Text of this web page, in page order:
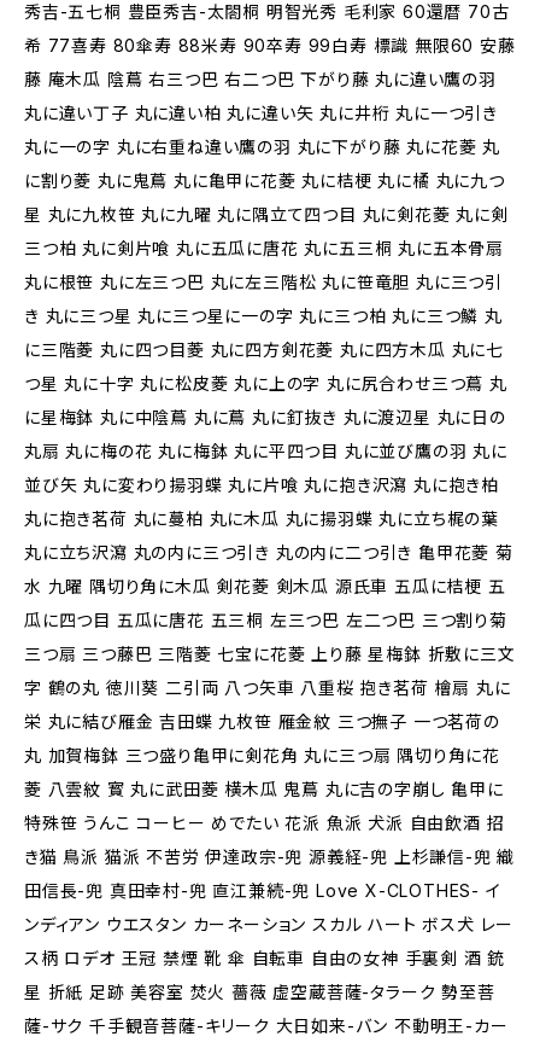
秀吉-五七桐 豊臣秀吉-太閤桐 明智光秀 毛利家 60還暦 70古
希 77喜寿 80傘寿 88米寿 90卒寿 99白寿 標識 無限60 安藤
藤 庵木瓜 陰蔦 右三つ巴 右二つ巴 下がり藤 丸に違い鷹の羽
丸に違い丁子 丸に違い柏 丸に違い矢 丸に井桁 丸に一つ引き
丸に一の字 丸に右重ね違い鷹の羽 丸に下がり藤 丸に花菱 丸
に割り菱 丸に鬼蔦 丸に亀甲に花菱 丸に桔梗 丸に橘 丸に九つ
星 丸に九枚笹 丸に九曜 丸に隅立て四つ目 丸に剣花菱 丸に剣
三つ柏 丸に剣片喰 丸に五瓜に唐花 丸に五三桐 丸に五本骨扇
丸に根笹 丸に左三つ巴 丸に左三階松 丸に笹竜胆 丸に三つ引
き 丸に三つ星 丸に三つ星に一の字 丸に三つ柏 丸に三つ鱗 丸
に三階菱 丸に四つ目菱 丸に四方剣花菱 丸に四方木瓜 丸に七
つ星 丸に十字 丸に松皮菱 丸に上の字 丸に尻合わせ三つ蔦 丸
に星梅鉢 丸に中陰蔦 丸に蔦 丸に釘抜き 丸に渡辺星 丸に日の
丸扇 丸に梅の花 丸に梅鉢 丸に平四つ目 丸に並び鷹の羽 丸に
並び矢 丸に変わり揚羽蝶 丸に片喰 丸に抱き沢瀉 丸に抱き柏
丸に抱き茗荷 丸に蔓柏 丸に木瓜 丸に揚羽蝶 丸に立ち梶の葉
丸に立ち沢瀉 丸の内に三つ引き 丸の内に二つ引き 亀甲花菱 菊
水 九曜 隅切り角に木瓜 剣花菱 剣木瓜 源氏車 五瓜に桔梗 五
瓜に四つ目 五瓜に唐花 五三桐 左三つ巴 左二つ巴 三つ割り菊
三つ扇 三つ藤巴 三階菱 七宝に花菱 上り藤 星梅鉢 折敷に三文
字 鶴の丸 徳川葵 二引両 八つ矢車 八重桜 抱き茗荷 檜扇 丸に
栄 丸に結び雁金 吉田蝶 九枚笹 雁金紋 三つ撫子 一つ茗荷の
丸 加賀梅鉢 三つ盛り亀甲に剣花角 丸に三つ扇 隅切り角に花
菱 八雲紋 寳 丸に武田菱 横木瓜 鬼蔦 丸に吉の字崩し 亀甲に
特殊笹 うんこ コーヒー めでたい 花派 魚派 犬派 自由飲酒 招
き猫 鳥派 猫派 不苦労 伊達政宗-兜 源義経-兜 上杉謙信-兜 織
田信長-兜 真田幸村-兜 直江兼続-兜 Love X-CLOTHES- イ
ンディアン ウエスタン カーネーション スカル ハート ボス犬 レー
ス柄 ロデオ 王冠 禁煙 靴 傘 自転車 自由の女神 手裏剣 酒 銃
星 折紙 足跡 美容室 焚火 薔薇 虚空蔵菩薩-タラーク 勢至菩
薩-サク 千手観音菩薩-キリーク 大日如来-バン 不動明王-カー